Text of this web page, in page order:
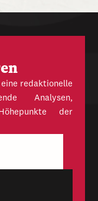
redaktionelle
Analysen,
der